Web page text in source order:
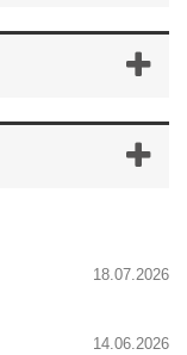
18.07.2026
14.06.2026